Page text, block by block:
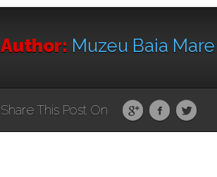
Author: Muzeu Baia
Share This Post On